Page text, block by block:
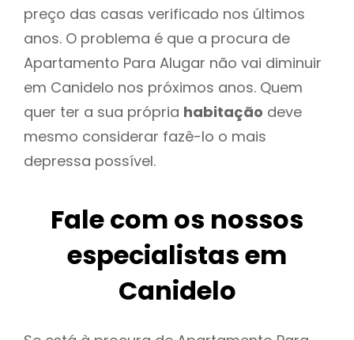
preço das casas verificado nos últimos
anos. O problema é que a procura de
Apartamento Para Alugar não vai diminuir
em Canidelo nos próximos anos. Quem
quer ter a sua própria habitação deve
mesmo considerar fazê-lo o mais
depressa possível.
Fale com os nossos
especialistas em
Canidelo